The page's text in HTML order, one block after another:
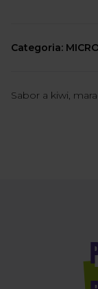
Categoria:
Sabor a kiwi,